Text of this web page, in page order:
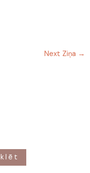
Next Ziņa →